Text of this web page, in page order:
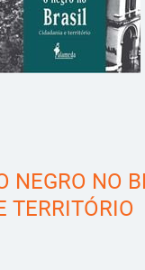
NEGRO NO
TERRITÓRIO